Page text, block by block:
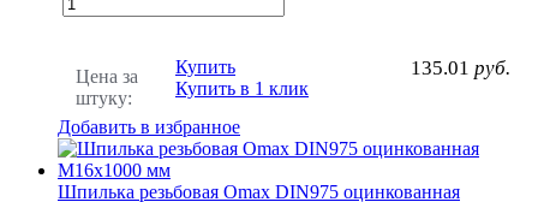
Цена за
штуку:
135.01 руб.
Купить
Купить в 1 клик
Добавить в избранное
Шпилька резьбовая Omax DIN975 оцинкованная